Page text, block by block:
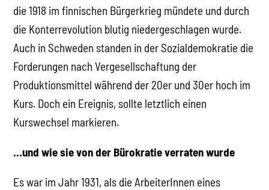
die 1918 im finnischen Bürgerkrieg mündete und durch
die Konterrevolution blutig niedergeschlagen wurde.
Auch in Schweden standen in der Sozialdemokratie die
Forderungen nach Vergesellschaftung der
Produktionsmittel während der 20er und 30er hoch im
Kurs. Doch ein Ereignis, sollte letztlich einen
Kurswechsel markieren.
…und wie sie von der Bürokratie verraten wurde
Es war im Jahr 1931, als die ArbeiterInnen eines